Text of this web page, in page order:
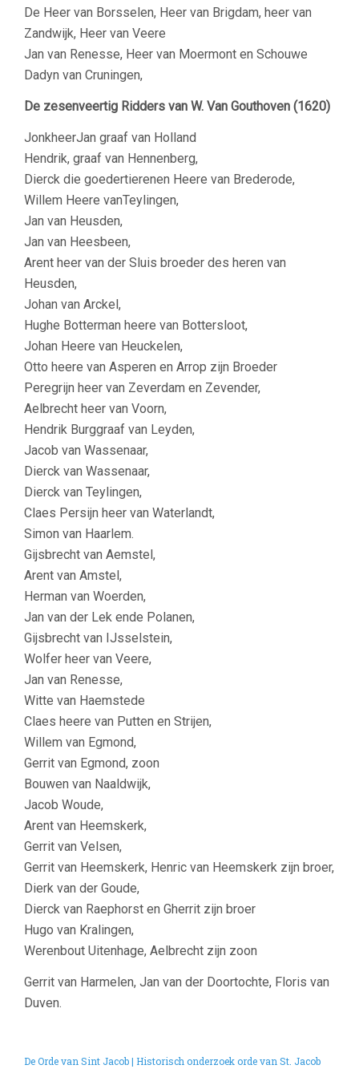
De Heer van Borsselen, Heer van Brigdam, heer van
Zandwijk, Heer van Veere
Jan van Renesse, Heer van Moermont en Schouwe
Dadyn van Cruningen,
De zesenveertig Ridders van W. Van Gouthoven (1620)
JonkheerJan graaf van Holland
Hendrik, graaf van Hennenberg,
Dierck die goedertierenen Heere van Brederode,
Willem Heere vanTeylingen,
Jan van Heusden,
Jan van Heesbeen,
Arent heer van der Sluis broeder des heren van
Heusden,
Johan van Arckel,
Hughe Botterman heere van Bottersloot,
Johan Heere van Heuckelen,
Otto heere van Asperen en Arrop zijn Broeder
Peregrijn heer van Zeverdam en Zevender,
Aelbrecht heer van Voorn,
Hendrik Burggraaf van Leyden,
Jacob van Wassenaar,
Dierck van Wassenaar,
Dierck van Teylingen,
Claes Persijn heer van Waterlandt,
Simon van Haarlem.
Gijsbrecht van Aemstel,
Arent van Amstel,
Herman van Woerden,
Jan van der Lek ende Polanen,
Gijsbrecht van IJsselstein,
Wolfer heer van Veere,
Jan van Renesse,
Witte van Haemstede
Claes heere van Putten en Strijen,
Willem van Egmond,
Gerrit van Egmond, zoon
Bouwen van Naaldwijk,
Jacob Woude,
Arent van Heemskerk,
Gerrit van Velsen,
Gerrit van Heemskerk, Henric van Heemskerk zijn broer,
Dierk van der Goude,
Dierck van Raephorst en Gherrit zijn broer
Hugo van Kralingen,
Werenbout Uitenhage, Aelbrecht zijn zoon
Gerrit van Harmelen, Jan van der Doortochte, Floris van
Duven.
De Orde van Sint Jacob | Historisch onderzoek orde van St. Jacob